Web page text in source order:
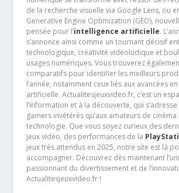
de la recherche visuelle via Google Lens, ou
Generative Engine Optimization (GEO),
pensée pour l’intelligence artificielle.
s’annonce ainsi comme un tournant décisif
technologique, créativité vidéoludique et
usages numériques. Vous trouverez
comparatifs pour identifier les meilleurs
l’année, notamment ceux liés aux avancées
artificielle. Actualitesjeuxvideo.fr, c’est un
l’information et à la découverte, qui
gamers invétérés qu’aux amateurs de cinéma
technologie. Que vous soyez curieux des
jeux vidéo, des performances de la
jeux très attendus en 2025, notre site est là
accompagner. Découvrez dès maintenant
passionnant du divertissement et de
Actualitesjeuxvideo.fr !